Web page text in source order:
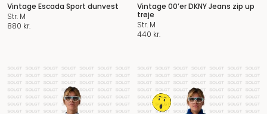
Vintage Escada Sport dunvest
Str. M
880 kr.
Vintage 00’er DKNY Jeans zip up
trøje
Str. M
440 kr.